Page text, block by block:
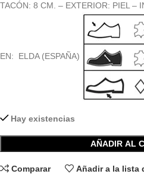
TACÓN: 8 CM. – EXTERIOR: PIEL –
EN: ELDA (ESPAÑA)
Hay existencias
AÑADIR AL
Comparar Añadir a la lista